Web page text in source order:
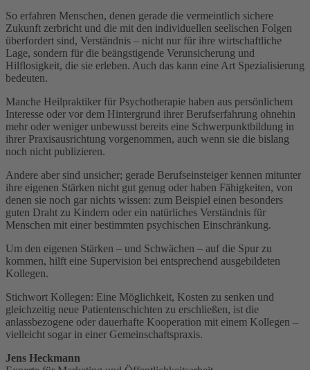
So erfahren Menschen, denen gerade die vermeintlich sichere
Zukunft zerbricht und die mit den individuellen seelischen Folgen
überfordert sind, Verständnis – nicht nur für ihre wirtschaftliche
Lage, sondern für die beängstigende Verunsicherung und
Hilflosigkeit, die sie erleben. Auch das kann eine Art Spezialisierung
bedeuten.
Manche Heilpraktiker für Psychotherapie haben aus persönlichem
Interesse oder vor dem Hintergrund ihrer Berufserfahrung ohnehin
mehr oder weniger unbewusst bereits eine Schwerpunktbildung in
ihrer Praxisausrichtung vorgenommen, auch wenn sie die bislang
noch nicht publizieren.
Andere aber sind unsicher; gerade Berufseinsteiger kennen mitunter
ihre eigenen Stärken nicht gut genug oder haben Fähigkeiten, von
denen sie noch gar nichts wissen: zum Beispiel einen besonders
guten Draht zu Kindern oder ein natürliches Verständnis für
Menschen mit einer bestimmten psychischen Einschränkung.
Um den eigenen Stärken – und Schwächen – auf die Spur zu
kommen, hilft eine Supervision bei entsprechend ausgebildeten
Kollegen.
Stichwort Kollegen: Eine Möglichkeit, Kosten zu senken und
gleichzeitig neue Patientenschichten zu erschließen, ist die
anlassbezogene oder dauerhafte Kooperation mit einem Kollegen –
vielleicht sogar in einer Gemeinschaftspraxis.
Jens Heckmann